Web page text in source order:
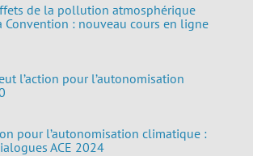
de la pollution atmosphérique
Convention : nouveau cours en ligne
l’action pour l’autonomisation
pour l’autonomisation climatique :
ACE 2024